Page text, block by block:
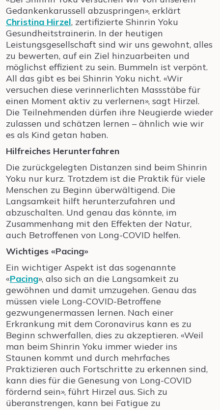
Gedankenkarussell abzuspringen», erklärt
Christina Hirzel, zertifizierte Shinrin Yoku
Gesundheitstrainerin. In der heutigen
Leistungsgesellschaft sind wir uns gewohnt, alles
zu bewerten, auf ein Ziel hinzuarbeiten und
möglichst effizient zu sein. Bummeln ist verpönt.
All das gibt es bei Shinrin Yoku nicht. «Wir
versuchen diese verinnerlichten Massstäbe für
einen Moment aktiv zu verlernen», sagt Hirzel.
Die Teilnehmenden dürfen ihre Neugierde wieder
zulassen und schätzen lernen – ähnlich wie wir
es als Kind getan haben.
Hilfreiches Herunterfahren
Die zurückgelegten Distanzen sind beim Shinrin
Yoku nur kurz. Trotzdem ist die Praktik für viele
Menschen zu Beginn überwältigend. Die
Langsamkeit hilft herunterzufahren und
abzuschalten. Und genau das könnte, im
Zusammenhang mit den Effekten der Natur,
auch Betroffenen von Long-COVID helfen.
Wichtiges «Pacing»
Ein wichtiger Aspekt ist das sogenannte
«Pacing», also sich an die Langsamkeit zu
gewöhnen und damit umzugehen. Genau das
müssen viele Long-COVID-Betroffene
gezwungenermassen lernen. Nach einer
Erkrankung mit dem Coronavirus kann es zu
Beginn schwerfallen, dies zu akzeptieren. «Weil
man beim Shinrin Yoku immer wieder ins
Staunen kommt und durch mehrfaches
Praktizieren auch Fortschritte zu erkennen sind,
kann dies für die Genesung von Long-COVID
fördernd sein», führt Hirzel aus. Sich zu
überanstrengen, kann bei Fatigue zu